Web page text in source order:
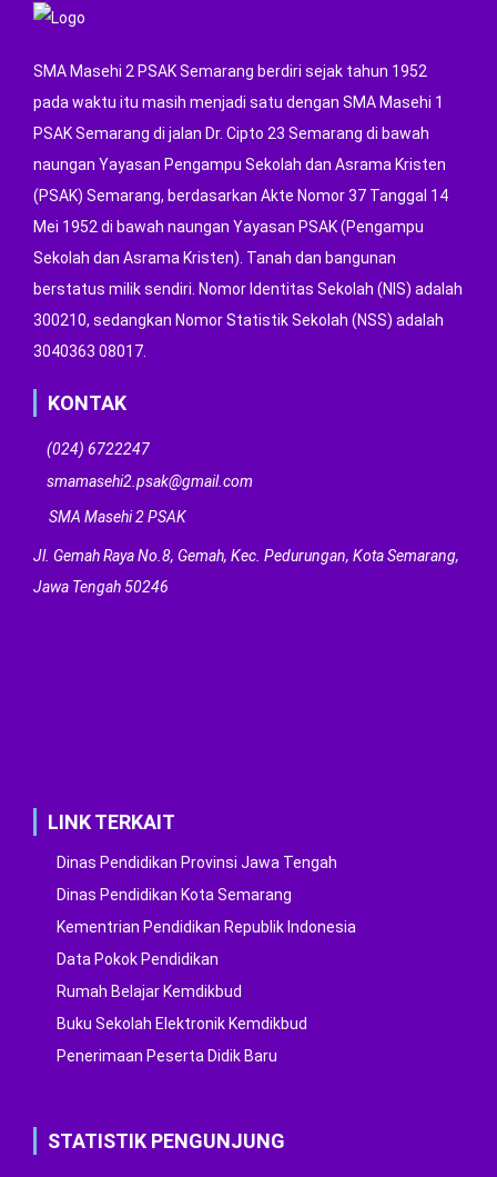
SMA Masehi 2 PSAK Semarang berdiri sejak tahun 1952
pada waktu itu masih menjadi satu dengan SMA Masehi 1
PSAK Semarang di jalan Dr. Cipto 23 Semarang di bawah
naungan Yayasan Pengampu Sekolah dan Asrama Kristen
(PSAK) Semarang, berdasarkan Akte Nomor 37 Tanggal 14
Mei 1952 di bawah naungan Yayasan PSAK (Pengampu
Sekolah dan Asrama Kristen). Tanah dan bangunan
berstatus milik sendiri. Nomor Identitas Sekolah (NIS) adalah
300210, sedangkan Nomor Statistik Sekolah (NSS) adalah
3040363 08017.
KONTAK
(024) 6722247
smamasehi2.psak@gmail.com
SMA Masehi 2 PSAK
Jl. Gemah Raya No.8, Gemah, Kec. Pedurungan, Kota Semarang,
Jawa Tengah 50246
LINK TERKAIT
Dinas Pendidikan Provinsi Jawa Tengah
Dinas Pendidikan Kota Semarang
Kementrian Pendidikan Republik Indonesia
Data Pokok Pendidikan
Rumah Belajar Kemdikbud
Buku Sekolah Elektronik Kemdikbud
Penerimaan Peserta Didik Baru
STATISTIK PENGUNJUNG